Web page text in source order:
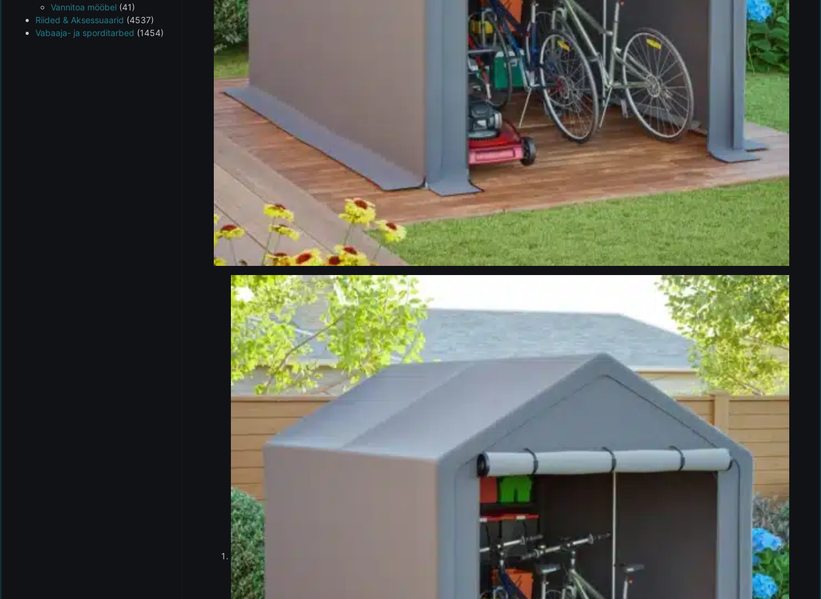
Vannitoa mööbel (41)
Riided & Aksessuaarid (4537)
Vabaaja- ja sporditarbed (1454)